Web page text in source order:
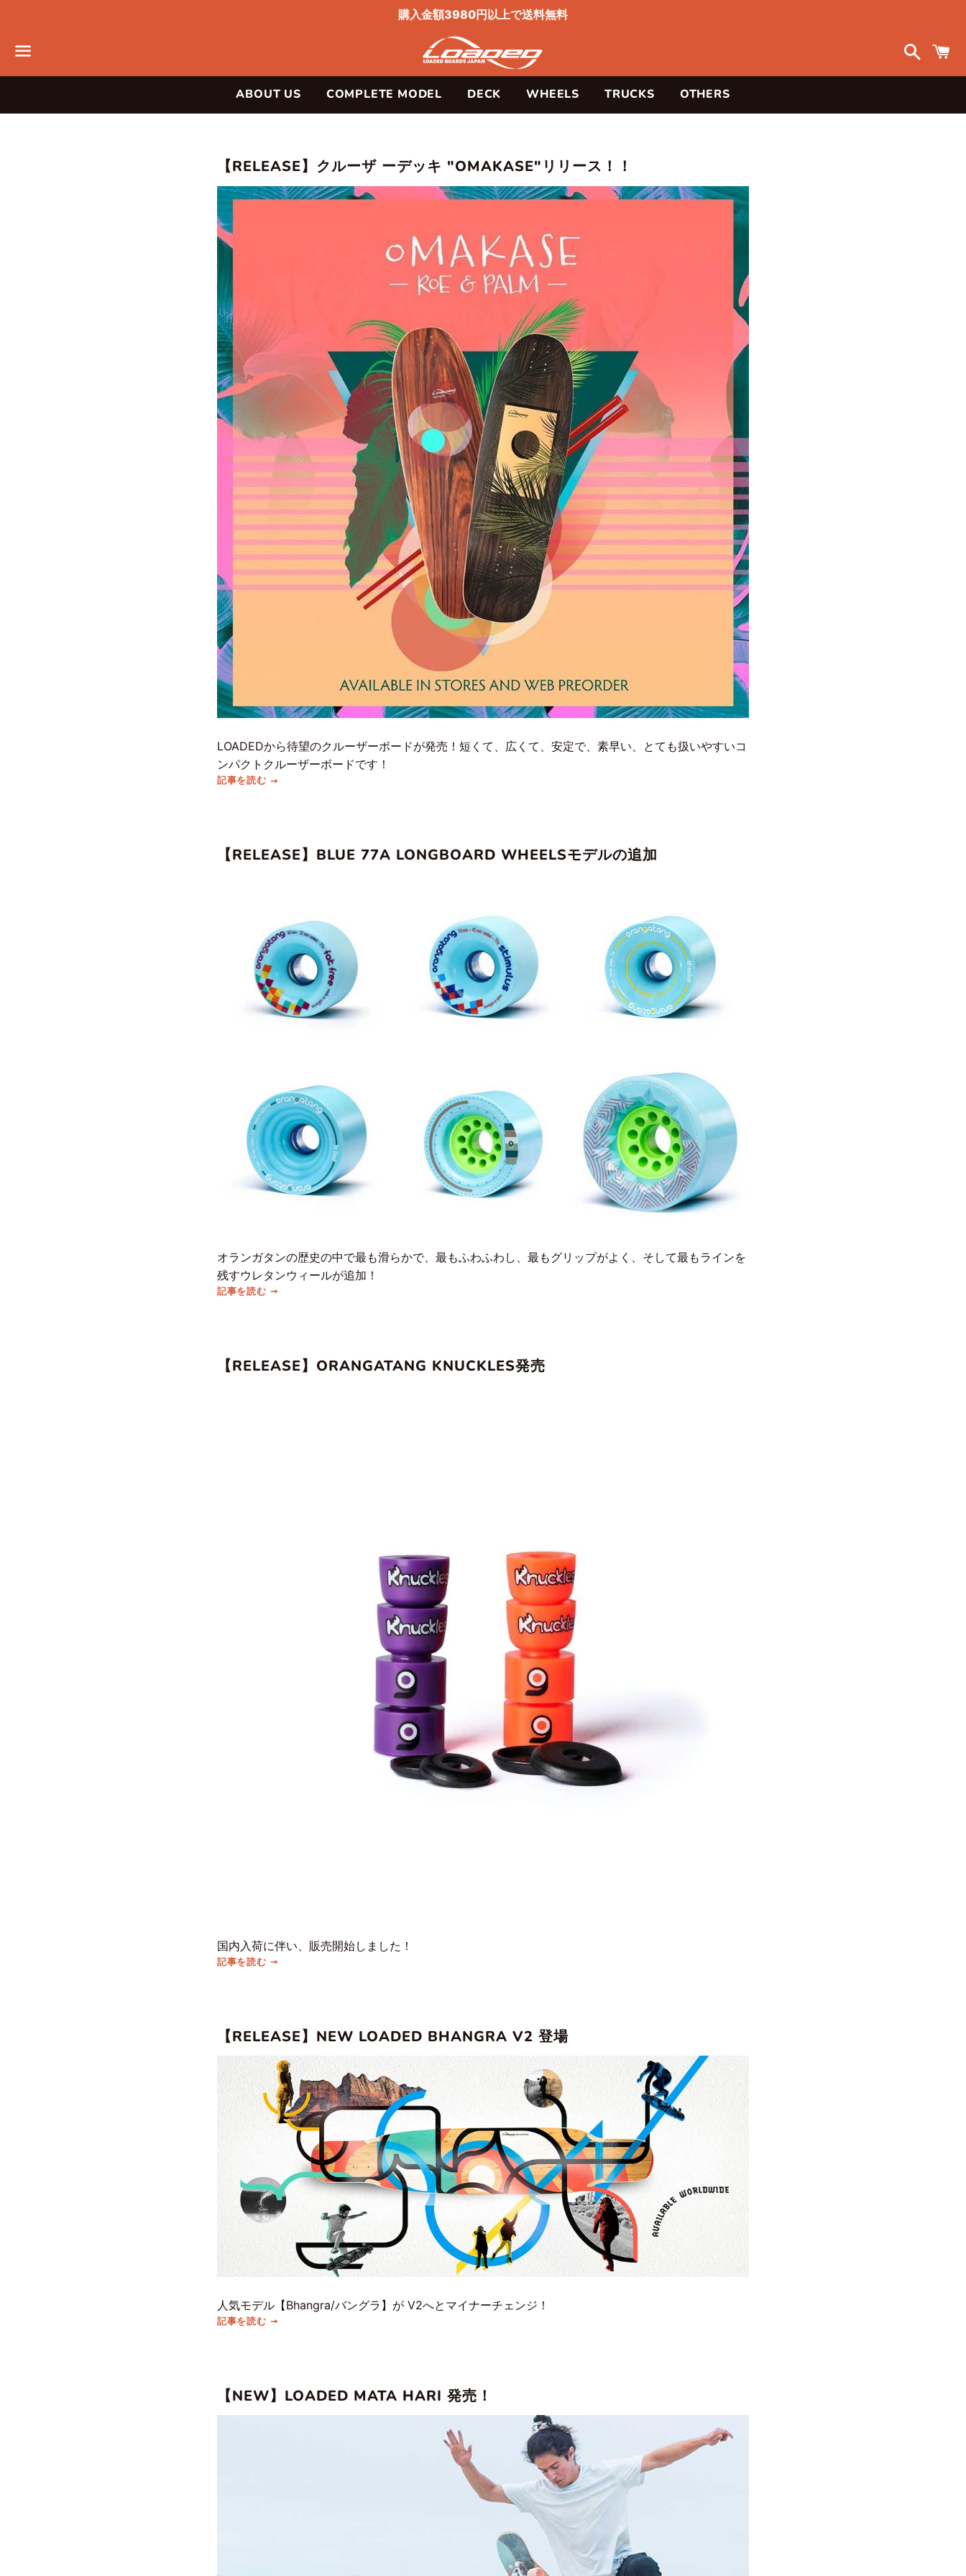
購入金額3980円以上で送料無料
ュ
ABOUT US COMPLETE MODEL DECK WHEELS TRUCKS OTHERS
ニ
ュ
ー
ス
【RELEASE】クルーザ ーデッキ "OMAKASE"リリース！！
LOADEDから待望のクルーザーボードが発売！ 短くて、広くて、安定で、素早い、とても扱いやすいコ
ンパクトクルーザーボードです！
記事を読む
【RELEASE】BLUE 77A LONGBOARD WHEELSモデルの追加
オランガタンの歴史の中で最も滑らかで、最もふわふわし、最もグリップがよく、そして最もラインを
残すウレタンウィールが追加！
記事を読む
【RELEASE】ORANGATANG KNUCKLES発売
国内入荷に伴い、販売開始しました！
記事を読む
【RELEASE】NEW LOADED BHANGRA V2 登場
人気モデル【Bhangra/バングラ】が V2へとマイナーチェンジ！
記事を読む
【NEW】LOADED MATA HARI 発売！